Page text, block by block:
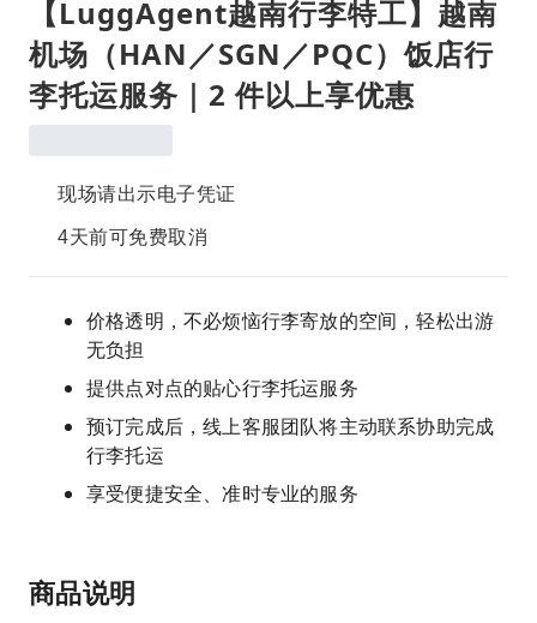
【LuggAgent越南行李特工】越南
机场（HAN／SGN／PQC）饭店行
李托运服务｜2 件以上享优惠
现场请出示电子凭证
4天前可免费取消
价格透明，不必烦恼行李寄放的空间，轻松出游
无负担
提供点对点的贴心行李托运服务
预订完成后，线上客服团队将主动联系协助完成
行李托运
享受便捷安全、准时专业的服务
商品说明